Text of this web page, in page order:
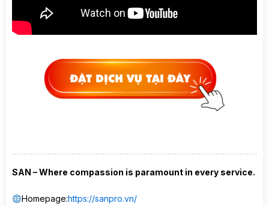
SAN – Where compassion is paramount in every service.
Homepage:https://sanpro.vn/